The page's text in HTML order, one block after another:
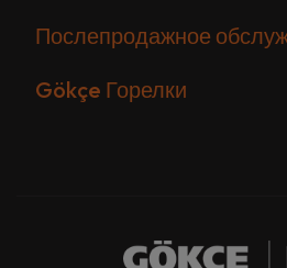
Послепродажное
Gökçe Горелки